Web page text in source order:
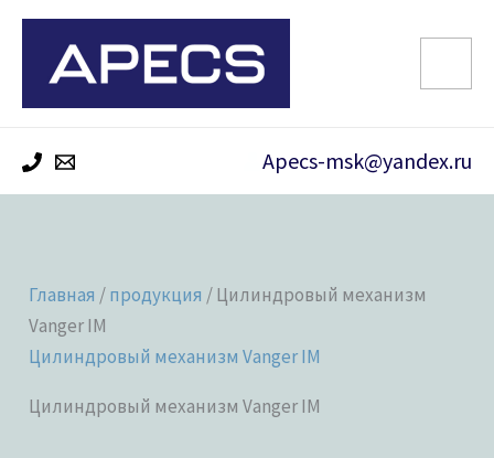
Перейти
содержимому
Apecs-msk@yandex.ru
Главная /продукция / Цилиндровый механизм
Vanger IM
Цилиндровый механизм Vanger IM
Цилиндровый механизм Vanger IM